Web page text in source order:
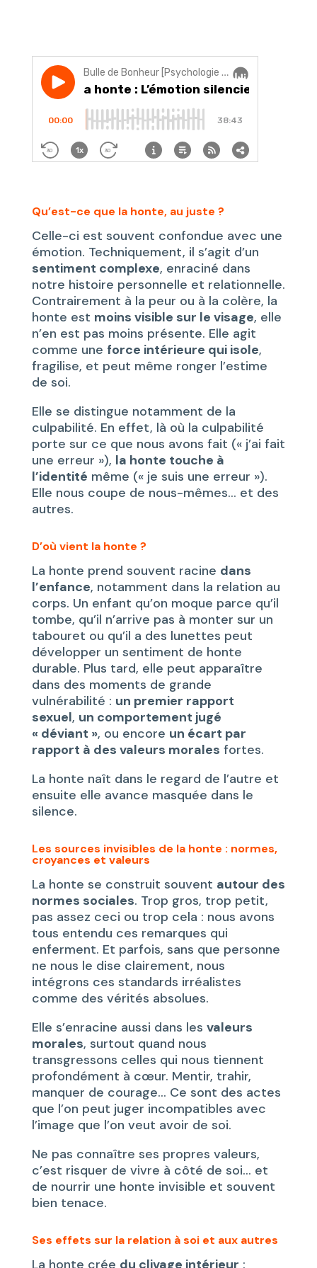
Qu’est-ce que la honte, au juste ?
Celle-ci est souvent confondue avec une
émotion. Techniquement, il s’agit d’un
sentiment complexe, enraciné dans
notre histoire personnelle et relationnelle.
Contrairement à la peur ou à la colère, la
honte est moins visible sur le visage, elle
n’en est pas moins présente. Elle agit
comme une force intérieure qui isole,
fragilise, et peut même ronger l’estime
de soi.
Elle se distingue notamment de la
culpabilité. En effet, là où la culpabilité
porte sur ce que nous avons fait (« j’ai fait
une erreur »), la honte touche à
l’identité même (« je suis une erreur »).
Elle nous coupe de nous-mêmes… et des
autres.
D’où vient la honte ?
La honte prend souvent racine dans
l’enfance, notamment dans la relation au
corps. Un enfant qu’on moque parce qu’il
tombe, qu’il n’arrive pas à monter sur un
tabouret ou qu’il a des lunettes peut
développer un sentiment de honte
durable. Plus tard, elle peut apparaître
dans des moments de grande
vulnérabilité : un premier rapport
sexuel, un comportement jugé
« déviant », ou encore un écart par
rapport à des valeurs morales fortes.
La honte naît dans le regard de l’autre et
ensuite elle avance masquée dans le
silence.
Les sources invisibles de la honte : normes,
croyances et valeurs
La honte se construit souvent autour des
normes sociales. Trop gros, trop petit,
pas assez ceci ou trop cela : nous avons
tous entendu ces remarques qui
enferment. Et parfois, sans que personne
ne nous le dise clairement, nous
intégrons ces standards irréalistes
comme des vérités absolues.
Elle s’enracine aussi dans les valeurs
morales, surtout quand nous
transgressons celles qui nous tiennent
profondément à cœur. Mentir, trahir,
manquer de courage… Ce sont des actes
que l’on peut juger incompatibles avec
l’image que l’on veut avoir de soi.
Ne pas connaître ses propres valeurs,
c’est risquer de vivre à côté de soi… et
de nourrir une honte invisible et souvent
bien tenace.
Ses effets sur la relation à soi et aux autres
La honte crée du clivage intérieur :